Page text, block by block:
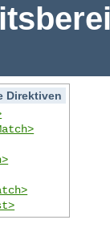
Direktiven